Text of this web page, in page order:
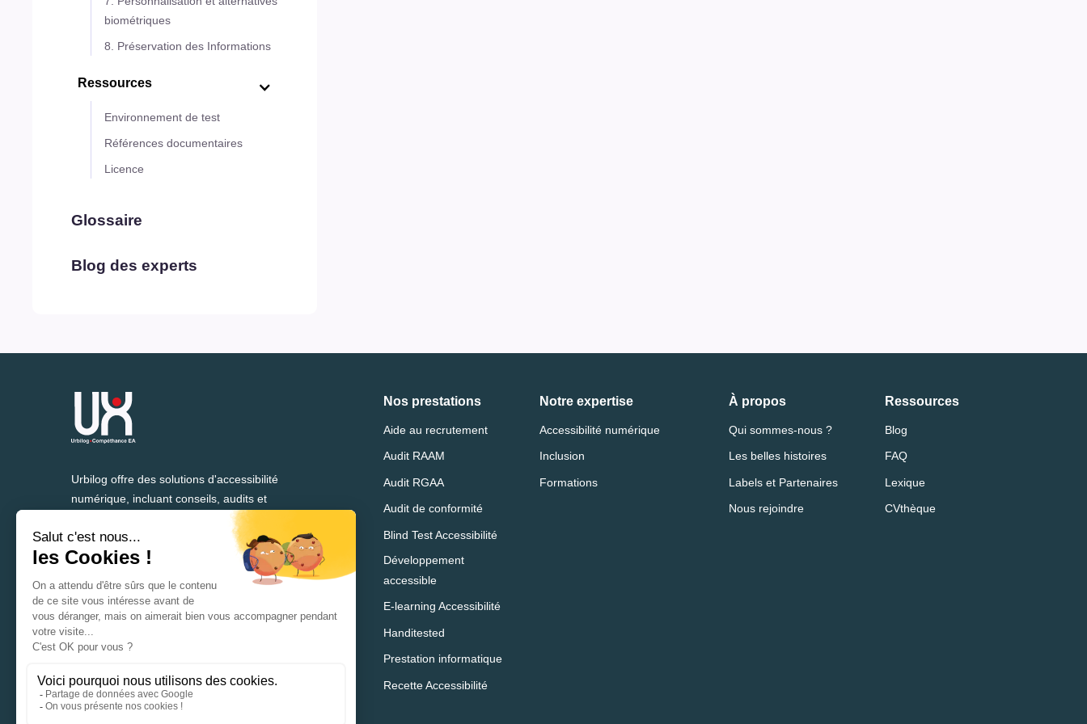
biométriques
8. Préservation des Informations
Ressources
Environnement de test
Références documentaires
Licence
Glossaire
Blog des experts
Urbilog offre des solutions d'accessibilité
numérique, incluant conseils, audits et
formation, depuis plus de 25 ans.
37 rue Denis Papin
59650 Villeneuve-d’Ascq
+33 3 28 55 21 30
info@urbilog.com
Nos prestations
Aide au recrutement
Audit RAAM
Audit RGAA
Audit de conformité
Blind Test Accessibilité
Développement
accessible
E-learning Accessibilité
Handitested
Prestation informatique
Recette Accessibilité
Notre expertise
Accessibilité numérique
Inclusion
Formations
À propos
Qui sommes-nous ?
Les belles histoires
Labels et Partenaires
Nous rejoindre
Ressources
Blog
FAQ
Lexique
CVthèque